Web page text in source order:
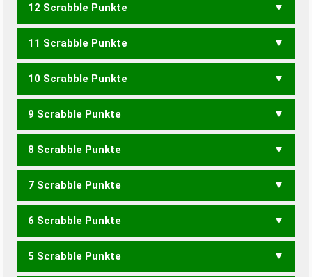
HECKEN HECKET KNECHT
12 Scrabble Punkte
HECKE NECKET NECKTE
11 Scrabble Punkte
ECKEN NECKE NECKT
10 Scrabble Punkte
ECKE NECK ECHTEN
9 Scrabble Punkte
ECHTE HENKE HENKT
8 Scrabble Punkte
ECHT EHEC HENK KNETE
7 Scrabble Punkte
CENT KNET
6 Scrabble Punkte
KEN
5 Scrabble Punkte